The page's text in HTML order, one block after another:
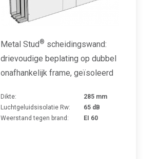
Metal Stud® scheidingswand:
drievoudige beplating op dubbel
onafhankelijk frame, geïsoleerd
Dikte:
285 mm
Luchtgeluidsisolatie Rw:
65 dB
Weerstand tegen brand:
EI 60